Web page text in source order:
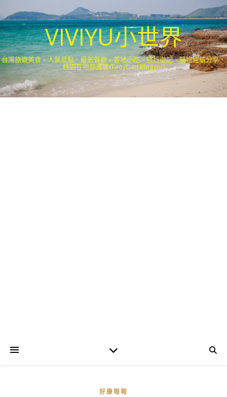
VIVIYU小世界
台灣旅遊美食、人氣景點、最新餐廳、各地小吃、旅行遊記、購物經驗分享．
桃園在地部落客(Taoyuan Blogger)
好康報報